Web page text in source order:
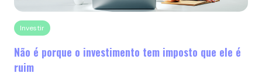
Investir
Não é porque o investimento tem imposto que ele é
ruim